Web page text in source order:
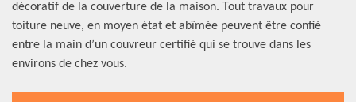
décoratif de la couverture de la maison. Tout travaux pour
toiture neuve, en moyen état et abîmée peuvent être confié
entre la main d’un couvreur certifié qui se trouve dans les
environs de chez vous.